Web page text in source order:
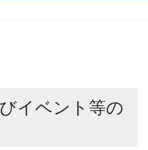
イベント等の